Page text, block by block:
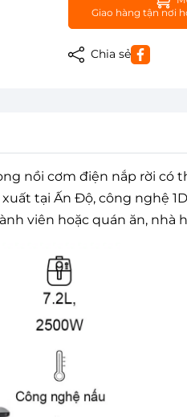
Giao hàng tận nơi
Chia sẻ
nồi cơm điện nắp rời
tại Ấn Độ, công nghệ
viên hoặc quán ăn, nhà